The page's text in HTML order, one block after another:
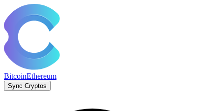
BitcoinEthereum
Sync Cryptos